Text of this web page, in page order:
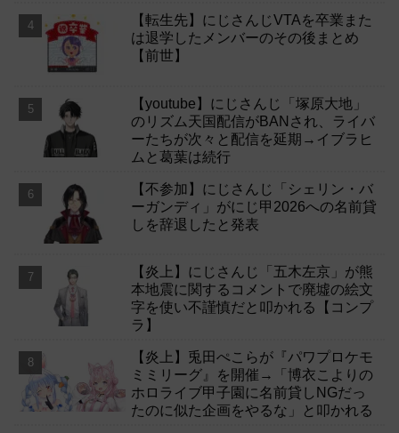
【転生先】にじさんじVTAを卒業また
は退学したメンバーのその後まとめ
【前世】
【youtube】にじさんじ「塚原大地」
のリズム天国配信がBANされ、ライバ
ーたちが次々と配信を延期→イブラヒ
ムと葛葉は続行
【不参加】にじさんじ「シェリン・バ
ーガンディ」がにじ甲2026への名前貸
しを辞退したと発表
【炎上】にじさんじ「五木左京」が熊
本地震に関するコメントで廃墟の絵文
字を使い不謹慎だと叩かれる【コンプ
ラ】
【炎上】兎田ぺこらが『パワプロケモ
ミミリーグ』を開催→「博衣こよりの
ホロライブ甲子園に名前貸しNGだっ
たのに似た企画をやるな」と叩かれる